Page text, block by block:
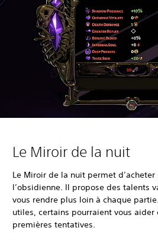
Le Miroir de la nuit
Le Miroir de la nuit permet
l’obsidienne. Il propose des talents
vous rendre plus loin à chaque
utiles, certains pourraient vous aider
premières tentatives.